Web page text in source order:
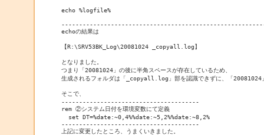
echo %logfile%
echoの結果は
【R:\SRV53BK_Log\20081024 _copyall.log】
となりました。
つまり「20081024」の後に半角スペースが存在しているため、
生成されるフォルダは「_copyall.log」部を認識できずに、「20081024
そこで、
---------------------------------------
rem ②システム日付を環境変数にて定義
  set DT=%date:~0,4%%date:~5,2%%date:~8,2%
---------------------------------------
上記に変更したところ、うまくいきました。